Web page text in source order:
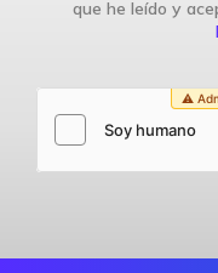
que he leído y